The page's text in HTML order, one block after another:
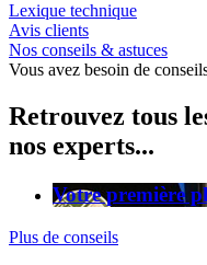
Lexique technique
Avis clients
Nos conseils & astuces
Vous avez besoin de
Retrouvez tous
nos experts...
Votre première
Plus de conseils